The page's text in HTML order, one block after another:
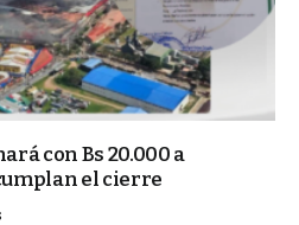
con Bs 20.000 a
el cierre